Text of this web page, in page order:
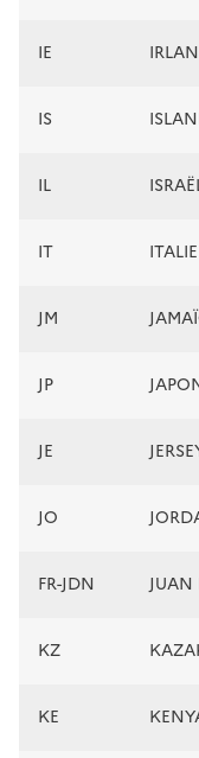
IE
IS
IL
IT
JM
JP
JE
JO
FR-JDN JUAN
KZ
KE